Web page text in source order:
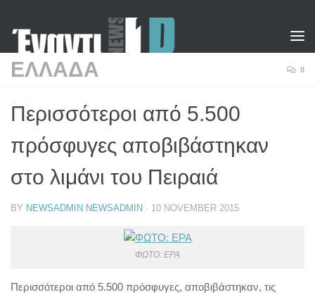
ΕΛΛΑΔΑ 0
Περισσότεροι από 5.500
πρόσφυγες αποβιβάστηκαν
στο λιμάνι του Πειραιά
BY NEWSADMIN NEWSADMIN · 10 NOVEMBER 2015
ΦΩΤΟ: EPA
Περισσότεροι από 5.500 πρόσφυγες, αποβιβάστηκαν, τις